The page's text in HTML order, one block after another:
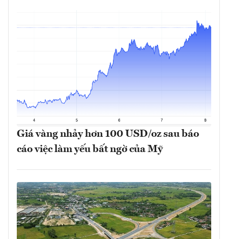
Giá vàng nhảy hơn 100 USD/oz sau báo
cáo việc làm yếu bất ngờ của Mỹ